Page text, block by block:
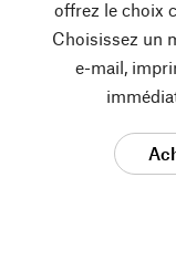
offrez le choix
Choisissez un
e-mail,